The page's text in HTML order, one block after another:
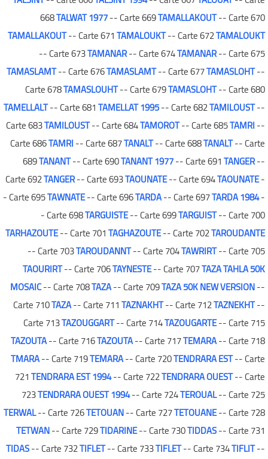
668TALWAT 1977-- Carte 669TAMALLAKOUT-- Carte 670
TAMALLAKOUT-- Carte 671TAMALOUKT-- Carte 672TAMALOUKT
-- Carte 673TAMANAR-- Carte 674TAMANAR-- Carte 675
TAMASLAMT-- Carte 676TAMASLAMT-- Carte 677TAMASLOHT--
Carte 678TAMASLOUHT-- Carte 679TAMASLOHT-- Carte 680
TAMELLALT-- Carte 681TAMELLAT 1995-- Carte 682TAMILOUST--
Carte 683TAMILOUST-- Carte 684TAMOROT-- Carte 685TAMRI--
Carte 686TAMRI-- Carte 687TANALT-- Carte 688TANALT-- Carte
689TANANT-- Carte 690TANANT 1977-- Carte 691TANGER--
Carte 692TANGER-- Carte 693TAOUNATE-- Carte 694TAOUNATE-
- Carte 695TAWNATE-- Carte 696TARDA-- Carte 697TARDA 1984-
- Carte 698TARGUISTE-- Carte 699TARGUIST-- Carte 700
TARHAZOUTE-- Carte 701TAGHAZOUTE-- Carte 702TAROUDANTE
-- Carte 703TAROUDANNT-- Carte 704TAWRIRT-- Carte 705
TAOURIRT-- Carte 706TAYNESTE-- Carte 707TAZA TAHLA 50K
MOSAIC-- Carte 708TAZA-- Carte 709TAZA 50K NEW VERSION--
Carte 710TAZA-- Carte 711TAZNAKHT-- Carte 712TAZNEKHT--
Carte 713TAZOUGGART-- Carte 714TAZOUGARTE-- Carte 715
TAZOUTA-- Carte 716TAZOUTA-- Carte 717TEMARA-- Carte 718
TMARA-- Carte 719TEMARA-- Carte 720TENDRARA EST-- Carte
721TENDRARA EST 1994-- Carte 722TENDRARA OUEST-- Carte
723TENDRARA OUEST 1994-- Carte 724TEROUAL-- Carte 725
TERWAL-- Carte 726TETOUAN-- Carte 727TETOUANE-- Carte 728
TETWAN-- Carte 729TIDARINE-- Carte 730TIDDAS-- Carte 731
TIDAS-- Carte 732TIFLET-- Carte 733TIFLET-- Carte 734TIFLIT--